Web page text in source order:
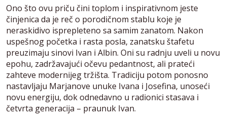
Ono što ovu priču čini toplom i inspirativnom jeste
činjenica da je reč o porodičnom stablu koje je
neraskidivo isprepleteno sa samim zanatom. Nakon
uspešnog početka i rasta posla, zanatsku štafetu
preuzimaju sinovi Ivan i Albin. Oni su radnju uveli u novu
epohu, zadržavajući očevu pedantnost, ali prateći
zahteve modernijeg tržišta. Tradiciju potom ponosno
nastavljaju Marjanove unuke Ivana i Josefina, unoseći
novu energiju, dok odnedavno u radionici stasava i
četvrta generacija – praunuk Ivan.